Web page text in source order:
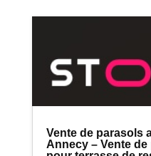
Vente de parasols
Annecy – Vente